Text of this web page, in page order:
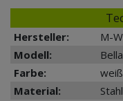
Hersteller:
M-
Modell:
Farbe:
weiß
Material: